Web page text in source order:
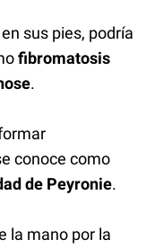
sus pies, podría
fibromatosis
.
conoce como
de Peyronie.
la mano por la